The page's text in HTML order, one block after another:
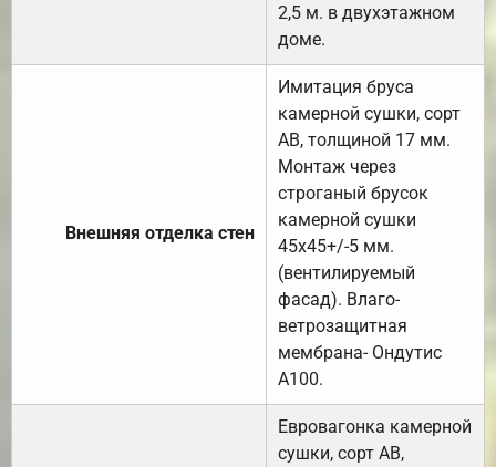
2,5 м. в двухэтажном
доме.
Внешняя отделка стен
Имитация бруса
камерной сушки, сорт
АВ, толщиной 17 мм.
Монтаж через
строганый брусок
камерной сушки
45х45+/-5 мм.
(вентилируемый
фасад). Влаго-
ветрозащитная
мембрана- Ондутис
А100.
Евровагонка камерной
сушки, сорт АВ,